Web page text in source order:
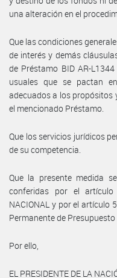
una alteración en el
Que las condiciones
de interés y demás
de Préstamo BID AR-
usuales que se pactan
adecuados a los propósitos
el mencionado Préstamo.
Que los servicios jurídicos
de su competencia.
Que la presente medida
conferidas por el artículo
NACIONAL y por el artículo
Permanente de Presupuesto
Por ello,
EL PRESIDENTE DE LA